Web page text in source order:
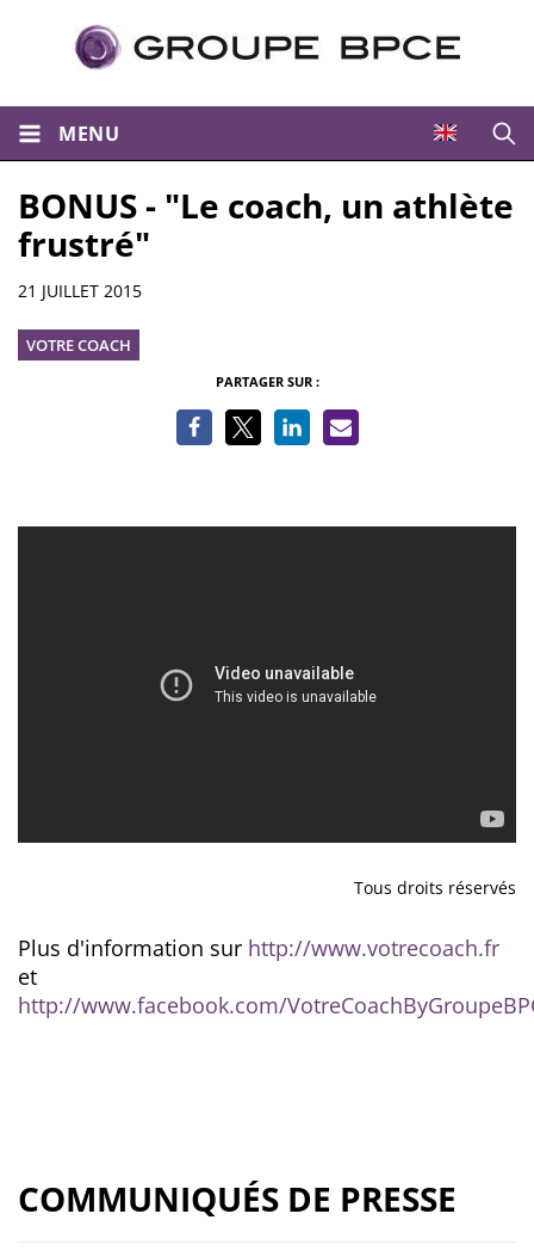
MENU
BONUS - "Le coach, un athlète
frustré"
Informations
21 JUILLET 2015
VOTRE COACH
PARTAGER SUR :
Tous droits réservés
Plus d'information sur http://www.votrecoach.fr
et
http://www.facebook.com/
COMMUNIQUÉS DE PRESSE